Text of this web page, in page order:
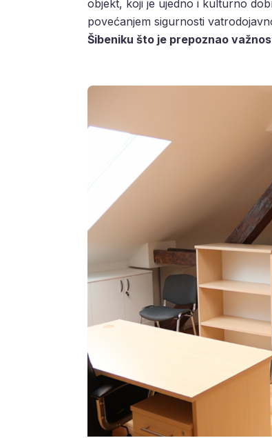
objekt, koji je ujedno i kulturno
povećanjem sigurnosti
Šibeniku što je prepoznao